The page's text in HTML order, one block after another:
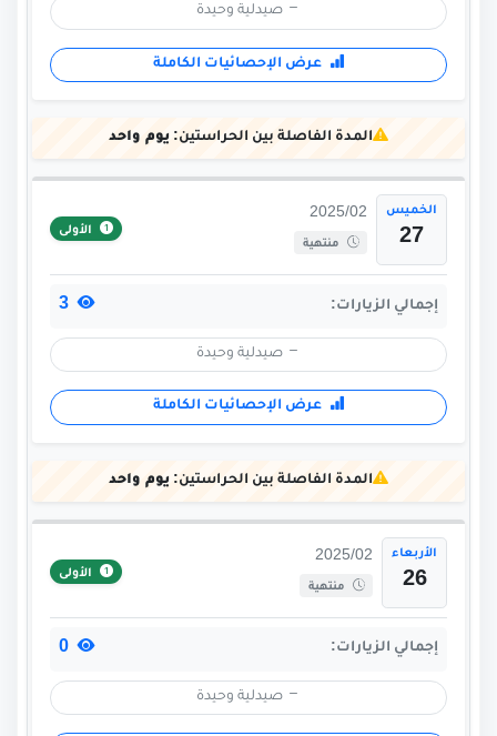
صيدلية وحيدة
عرض الإحصائيات الكاملة
المدة الفاصلة بين الحراستين: يوم واحد
الخميس
27
2025/02
منتهية
الأولى
إجمالي الزيارات:
صيدلية وحيدة
عرض الإحصائيات الكاملة
المدة الفاصلة بين الحراستين: يوم واحد
الأربعاء
26
2025/02
منتهية
الأولى
إجمالي الزيارات:
صيدلية وحيدة